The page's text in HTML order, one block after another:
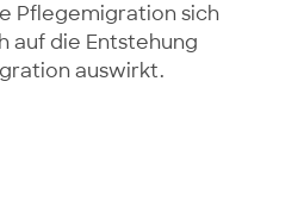
Pflegemigration sich
auf die Entstehung
auswirkt.